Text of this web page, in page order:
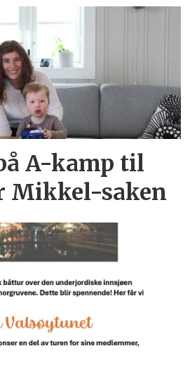
A-kamp til
Mikkel-saken